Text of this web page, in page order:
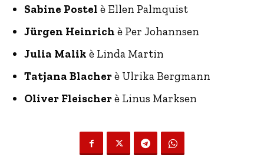
Sabine Postel è Ellen Palmquist
Jürgen Heinrich è Per Johannsen
Julia Malik è Linda Martin
Tatjana Blacherè Ulrika Bergmann
Oliver Fleischerè Linus Marksen